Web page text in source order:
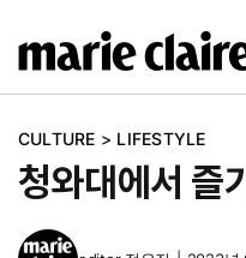
텐
건
너
CULTURE > LIFESTYLE
청와대에서 즐